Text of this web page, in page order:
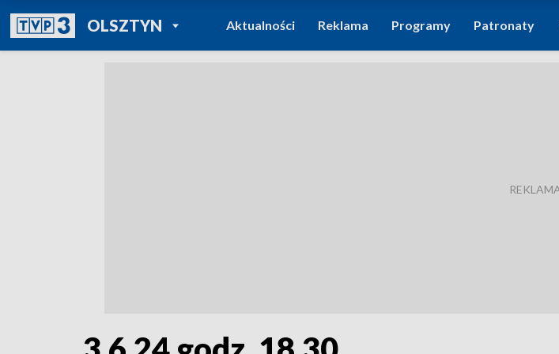
OLSZTYNPOWRÓT DO
TVP REGIONY
Aktualności Reklama Programy Patronaty